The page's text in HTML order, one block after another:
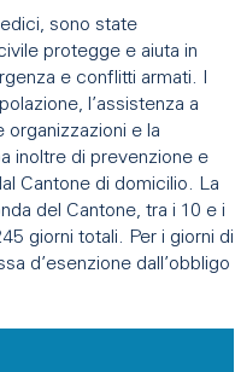
sono state
protegge e aiuta in
e conflitti armati. I
l’assistenza a
e la
inoltre di prevenzione e
Cantone di domicilio. La
del Cantone, tra i 10 e i
giorni totali. Per i giorni di
d’esenzione dall’obbligo